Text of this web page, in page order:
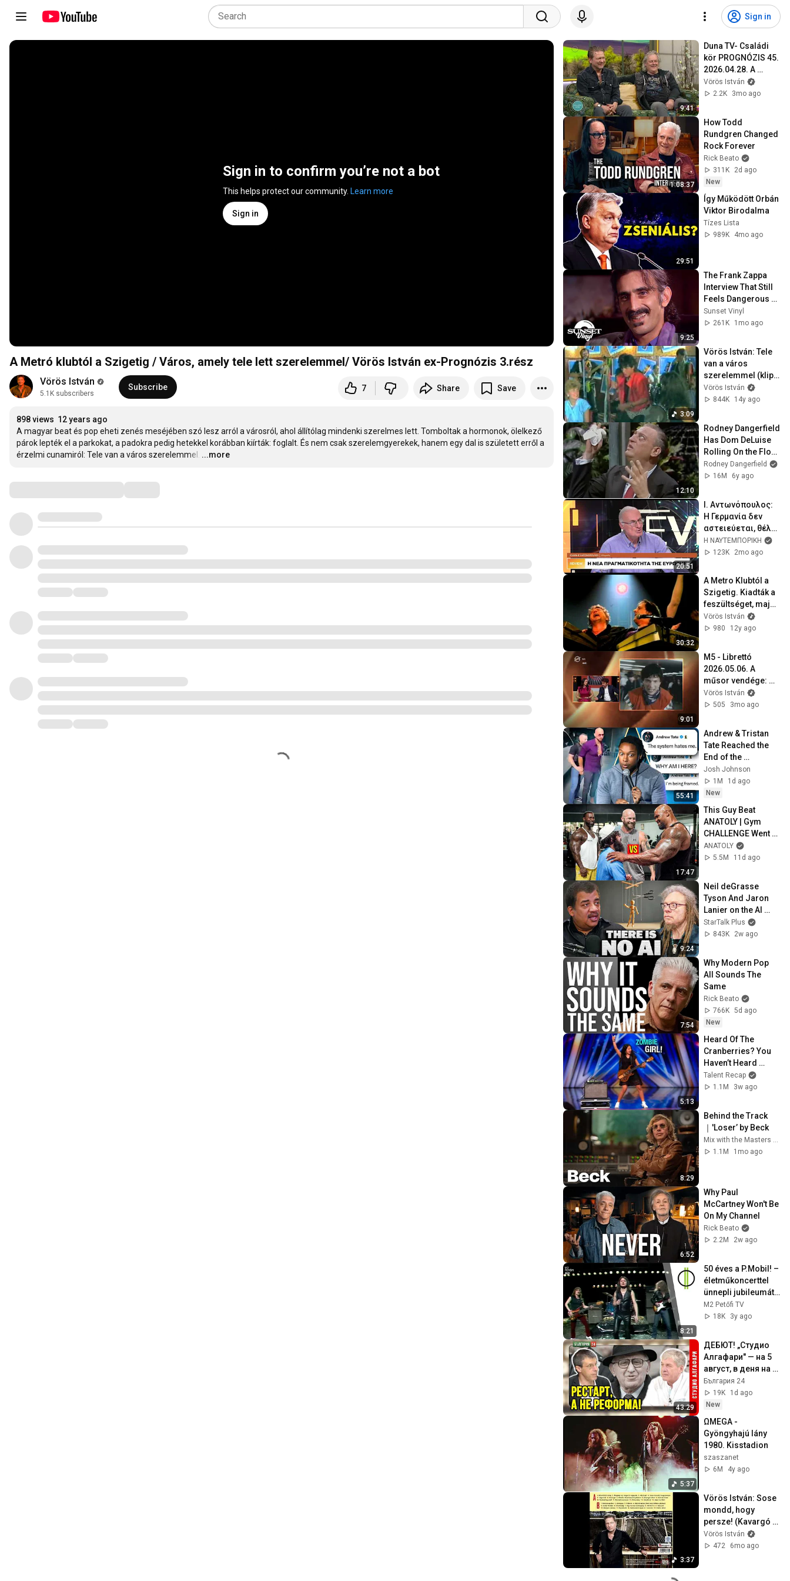
Sign in
Sign in to confirm you’re not a bot
This helps protect our community. Learn more
Sign in
A Metró klubtól a Szigetig / Város, amely tele lett szerelemmel/ Vörös István ex-Prognózis 3.rész
Vörös István
5.1K subscribers
Subscribe 7 Share Save
898 views 12 years ago
A magyar beat és pop eheti zenés meséjében szó lesz arról a városról, ahol állítólag mindenki szerelmes lett. Tomboltak a hormonok, ölelkező
párok lepték el a parkokat, a padokra pedig hetekkel korábban kiírták: foglalt. És nem csak szerelemgyerekek, hanem egy dal is született erről a
érzelmi cunamiról: Tele van a város szerelemmel.
…
...more
9:41
Duna TV- Családi
kör PROGNÓZIS 45.
2026.04.28. A
műsor vendége:
Jankai Béla és
Vörös István
2.2K
3mo ago
1:08:37
How Todd
Rundgren Changed
Rock Forever
Rick Beato
311K
2d ago
New
29:51
Így Működött Orbán
Viktor Birodalma
Tízes Lista
989K
4mo ago
9:25
The Frank Zappa
Interview That Still
Feels Dangerous
Today (1984)
Sunset Vinyl
261K
1mo ago
3:09
Vörös István: Tele
van a város
szerelemmel (klip
1986)
Vörös István
844K
14y ago
12:10
Rodney Dangerfield
Has Dom DeLuise
Rolling On the Floor
Laughing (1974)
Rodney Dangerfield
16M
6y ago
20:51
Ι. Αντωνόπουλος:
Η Γερμανία δεν
αστειεύεται, θέλει
προσοχή
Η ΝΑΥΤΕΜΠΟΡΙΚΗ
123K
2mo ago
30:32
A Metro Klubtól a
Szigetig. Kiadták a
feszültséget, majd
kimúltak /
Prognózis  4.
Vörös István
980
12y ago
9:01
M5 - Librettó
2026.05.06. A
műsor vendége:
Jankai Béla és
Vörös István Téma:
Vörös István
505
3mo ago
55:41
Andrew & Tristan
Tate Reached the
End of the
Algorithm
Josh Johnson
1M
1d ago
New
17:47
This Guy Beat
ANATOLY | Gym
CHALLENGE Went
Wrong
ANATOLY
5.5M
11d ago
9:24
Neil deGrasse
Tyson And Jaron
Lanier on the AI
Illusion
StarTalk Plus
843K
2w ago
7:54
Why Modern Pop
All Sounds The
Same
Rick Beato
766K 5d ago
New
5:13
Heard Of The
Cranberries? You
Haven’t Heard
“Zombie” Like THIS!
Talent Recap
1.1M
3w ago
8:29
Behind the Track
｜'Loser’ by Beck
Mix with the Masters and Beck
1.1M
1mo ago
6:52
Why Paul
McCartney Won't Be
On My Channel
Rick Beato
2.2M
2w ago
8:21
50 éves a P.Mobil! –
életműkoncerttel
ünnepli jubileumát
a legendás
együttes
M2 Petőfi TV
18K
3y ago
43:29
ДЕБЮТ! „Студио
Алгафари" — на 5
август, в деня на
смъртта на
Живков. Младите
ги лъжат за
България 24
19K
1d ago
New
5:37
ΩMEGA -
Gyöngyhajú lány
1980. Kisstadion
szaszanet
6M
4y ago
3:37
Vörös István: Sose
mondd, hogy
persze! (Kavargó
album) zene-
szöveg-
Vörös István
472
6mo ago